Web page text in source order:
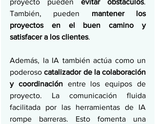
proyecto pueden evitar obstáculos.
También, pueden mantener los
proyectos en el buen camino y
satisfacer a los clientes.
Además, la IA también actúa como un
poderoso catalizador de la colaboración
y coordinación entre los equipos de
proyecto. La comunicación fluida
facilitada por las herramientas de IA
rompe barreras. Esto fomenta una